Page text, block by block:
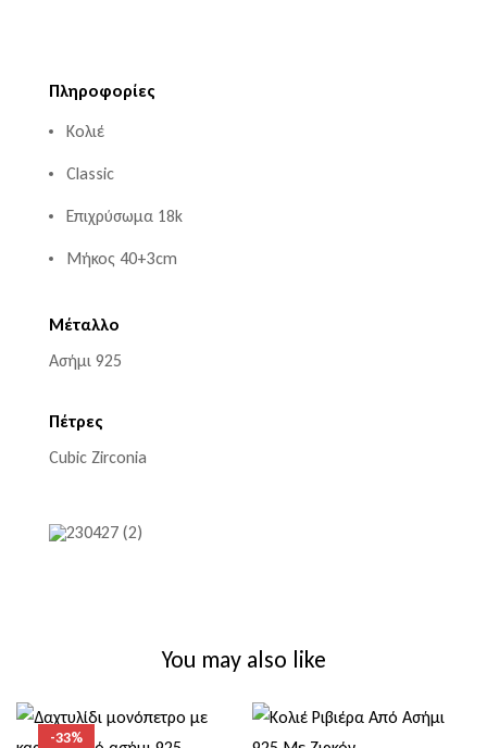
Πληροφορίες
Κολιέ
Classic
Επιχρύσωμα 18k
Μήκος 40+3cm
Μέταλλο
Ασήμι 925
Πέτρες
Cubic Zirconia
You may also like
-33%